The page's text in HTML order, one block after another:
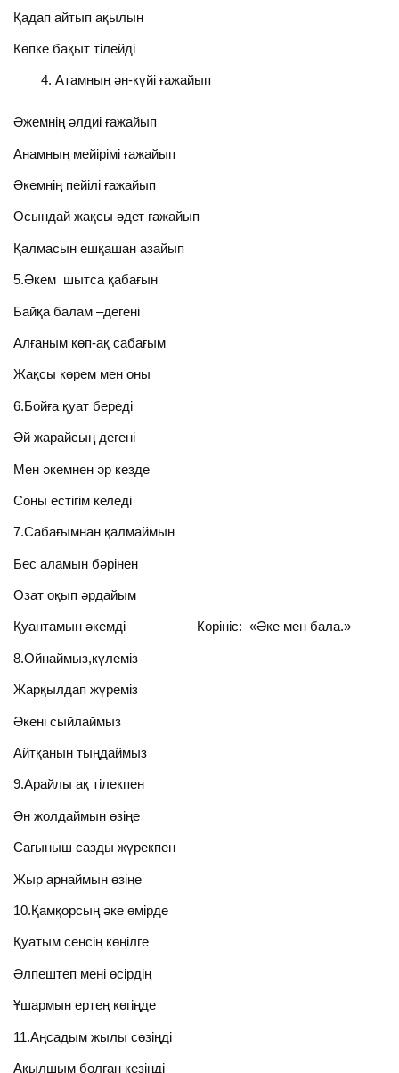
Қадап айтып ақылын
Көпке бақыт тілейді
Атамның ән-күйі ғажайып
Әжемнің әлдиі ғажайып
Анамның мейірімі ғажайып
Әкемнің пейілі ғажайып
Осындай жақсы әдет ғажайып
Қалмасын ешқашан азайып
5.Әкем шытса қабағын
Байқа балам –дегені
Алғаным көп-ақ сабағым
Жақсы көрем мен оны
6.Бойға қуат береді
Әй жарайсың дегені
Мен әкемнен әр кезде
Соны естігім келеді
7.Сабағымнан қалмаймын
Бес аламын бәрінен
Озат оқып әрдайым
Қуантамын әкемді Көрініс: «Әке мен бала.»
8.Ойнаймыз,күлеміз
Жарқылдап жүреміз
Әкені сыйлаймыз
Айтқанын тыңдаймыз
9.Арайлы ақ тілекпен
Ән жолдаймын өзіңе
Сағыныш сазды жүрекпен
Жыр арнаймын өзіңе
10.Қамқорсың әке өмірде
Қуатым сенсің көңілге
Әлпештеп мені өсірдің
Ұшармын ертең көгіңде
11.Аңсадым жылы сөзіңді
Ақылшым болған кезіңді